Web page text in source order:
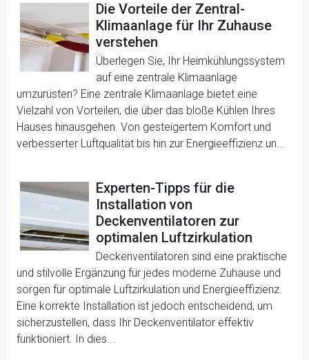
Die Vorteile der Zentral-
Klimaanlage für Ihr Zuhause
verstehen
Überlegen Sie, Ihr Heimkühlungssystem
auf eine zentrale Klimaanlage
umzurüsten? Eine zentrale Klimaanlage bietet eine
Vielzahl von Vorteilen, die über das bloße Kühlen Ihres
Hauses hinausgehen. Von gesteigertem Komfort und
verbesserter Luftqualität bis hin zur Energieeffizienz un...
Experten-Tipps für die
Installation von
Deckenventilatoren zur
optimalen Luftzirkulation
Deckenventilatoren sind eine praktische
und stilvolle Ergänzung für jedes moderne Zuhause und
sorgen für optimale Luftzirkulation und Energieeffizienz.
Eine korrekte Installation ist jedoch entscheidend, um
sicherzustellen, dass Ihr Deckenventilator effektiv
funktioniert. In dies...